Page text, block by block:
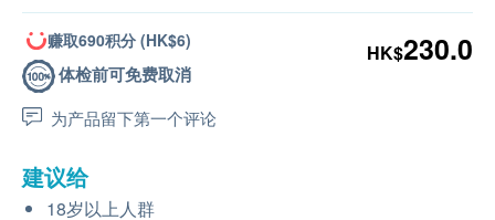
赚取690积分 (HK$6)
体检前可免费取消
为产品留下第一个评论
HK$230.0
建议给
18岁以上人群